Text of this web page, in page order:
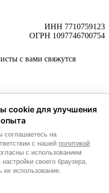
ИНН 7710759123
ОГРН 1097746700754
с вами свяжутся
данных. Согласие на
и информационных
cookie для улучшения
опыта
соглашаетесь на
с нашей политикой
с использованием
своего браузера,
их использование.